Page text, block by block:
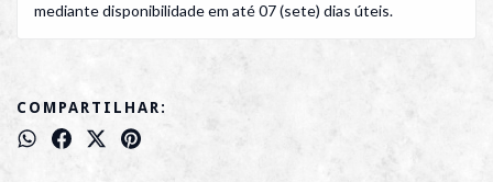
mediante disponibilidade em até 07 (sete) dias úteis.
COMPARTILHAR: